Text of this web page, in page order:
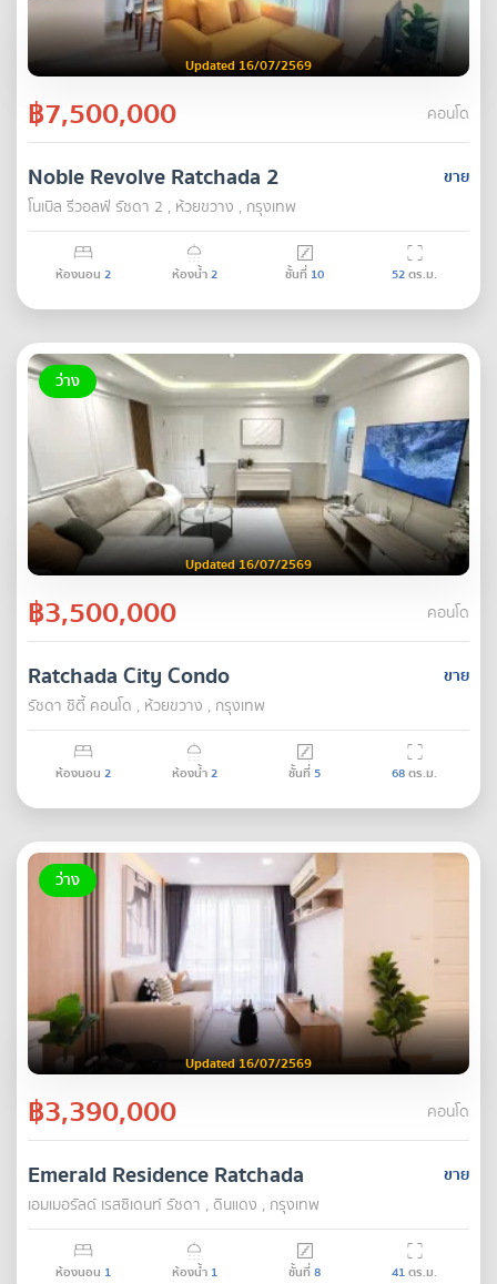
Updated 16/07/2569
฿7,500,000 คอนโด
ขาย
Noble Revolve Ratchada 2
โนเบิล รีวอลฟ์ รัชดา 2 , ห้วยขวาง , กรุงเทพ
ห้องนอน 2 ห้องน้ำ2 ชั้นที่ 10 52ตร.ม.
ว่าง
Updated 16/07/2569
฿3,500,000 คอนโด
ขาย
Ratchada City Condo
รัชดา ซิตี้ คอนโด , ห้วยขวาง , กรุงเทพ
ห้องนอน 2 ห้องน้ำ2 ชั้นที่5 68ตร.ม.
ว่าง
Updated 16/07/2569
฿3,390,000 คอนโด
ขาย
Emerald Residence Ratchada
เอมเมอรัลด์ เรสซิเดนท์ รัชดา , ดินแดง , กรุงเทพ
ห้องนอน 1 ห้องน้ำ 1 ชั้นที่8 41ตร.ม.